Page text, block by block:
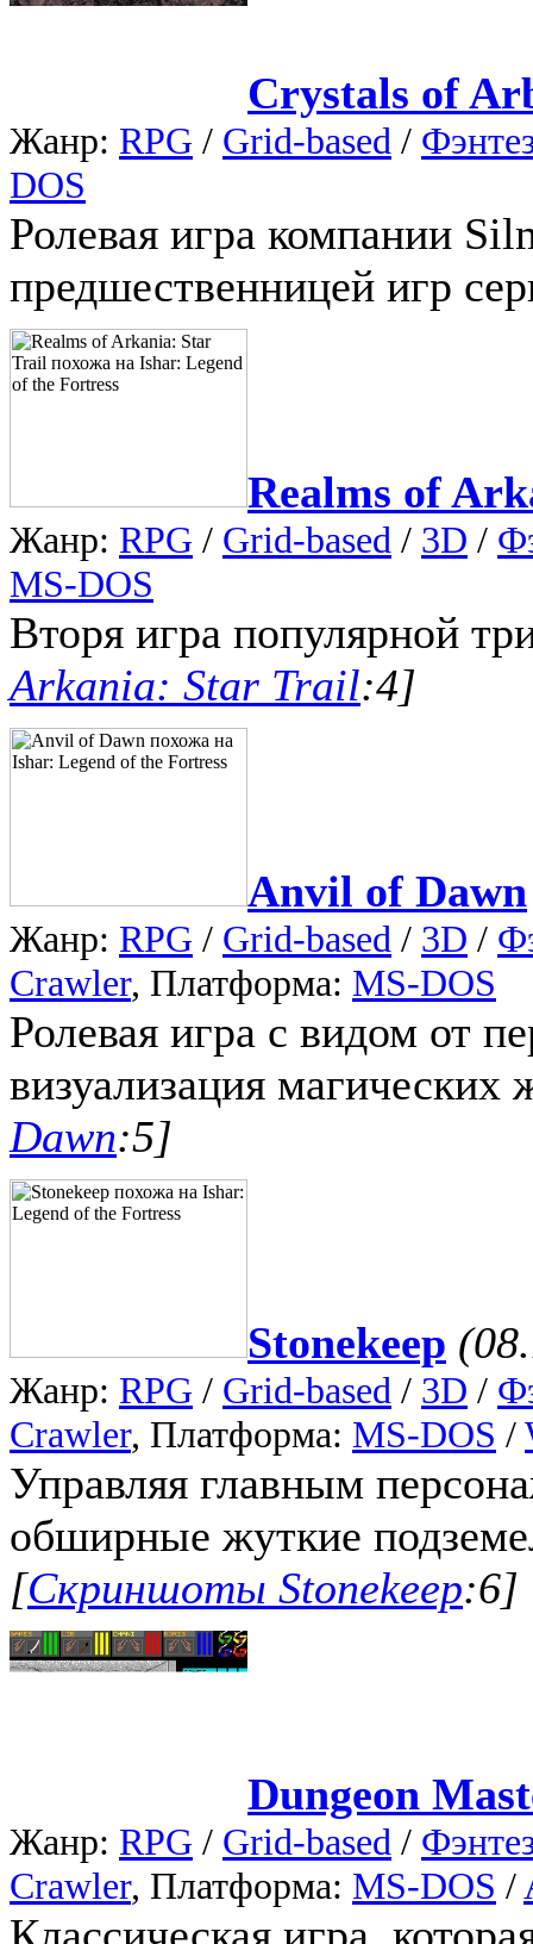
Crystals of
Жанр: RPG / Grid-based /
DOS
Ролевая игра компании
предшественницей игр
Realms of
Жанр: RPG / Grid-based / 3D /
MS-DOS
Вторя игра популярной
Arkania: Star Trail:4]
Anvil of Dawn
Жанр: RPG / Grid-based / 3D /
Crawler, Платформа: MS-DOS
Ролевая игра с видом от
визуализация магических
Dawn:5]
Stonekeep
Жанр: RPG / Grid-based / 3D /
Crawler, Платформа: MS-DOS /
Управляя главным
обширные жуткие
[Скриншоты Stonekeep:6]
Dungeon
Жанр: RPG / Grid-based /
Crawler, Платформа: MS-DOS /